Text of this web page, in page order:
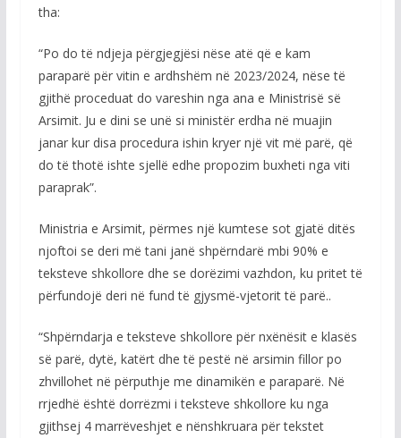
tha:
“Po do të ndjeja përgjegjësi nëse atë që e kam
paraparë për vitin e ardhshëm në 2023/2024, nëse të
gjithë proceduat do vareshin nga ana e Ministrisë së
Arsimit. Ju e dini se unë si ministër erdha në muajin
janar kur disa procedura ishin kryer një vit më parë, që
do të thotë ishte sjellë edhe propozim buxheti nga viti
paraprak”.
Ministria e Arsimit, përmes një kumtese sot gjatë ditës
njoftoi se deri më tani janë shpërndarë mbi 90% e
teksteve shkollore dhe se dorëzimi vazhdon, ku pritet të
përfundojë deri në fund të gjysmë-vjetorit të parë..
“Shpërndarja e teksteve shkollore për nxënësit e klasës
së parë, dytë, katërt dhe të pestë në arsimin fillor po
zhvillohet në përputhje me dinamikën e paraparë. Në
rrjedhë është dorrëzmi i teksteve shkollore ku nga
gjithsej 4 marrëveshjet e nënshkruara për tekstet